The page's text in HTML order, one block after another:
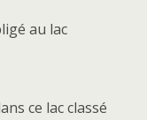
au lac
ce lac classé